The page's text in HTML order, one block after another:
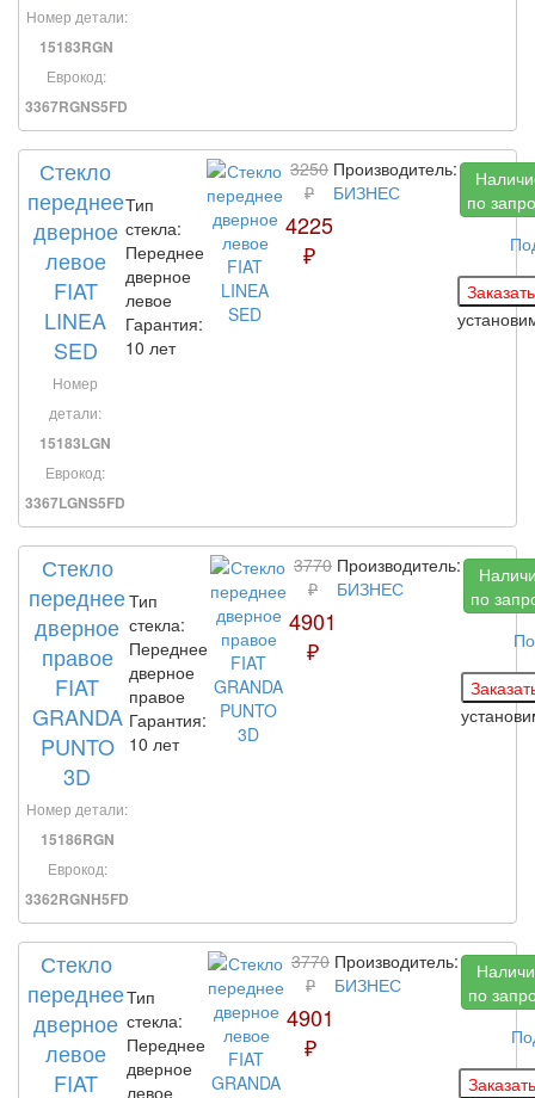
Номер детали:
15183RGN
Еврокод:
3367RGNS5FD
Стекло
переднее
дверное
левое
FIAT
LINEA
SED
Номер
детали:
15183LGN
Еврокод:
3367LGNS5FD
Тип
стекла:
Переднее
дверное
левое
Гарантия:
10 лет
3250
₽
4225
₽
Производитель:
БИЗНЕС
по
Стекло
переднее
дверное
правое
FIAT
GRANDA
PUNTO
3D
Номер детали:
15186RGN
Еврокод:
3362RGNH5FD
Тип
стекла:
Переднее
дверное
правое
Гарантия:
10 лет
3770
₽
4901
₽
Производитель:
БИЗНЕС
по
Стекло
переднее
дверное
левое
FIAT
Тип
стекла:
Переднее
дверное
левое
3770
₽
4901
₽
Производитель:
БИЗНЕС
по